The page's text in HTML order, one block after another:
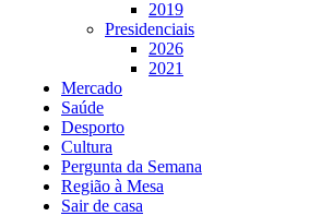
2019
Presidenciais
2026
2021
Mercado
Saúde
Desporto
Cultura
Pergunta da Semana
Região à Mesa
Sair de casa